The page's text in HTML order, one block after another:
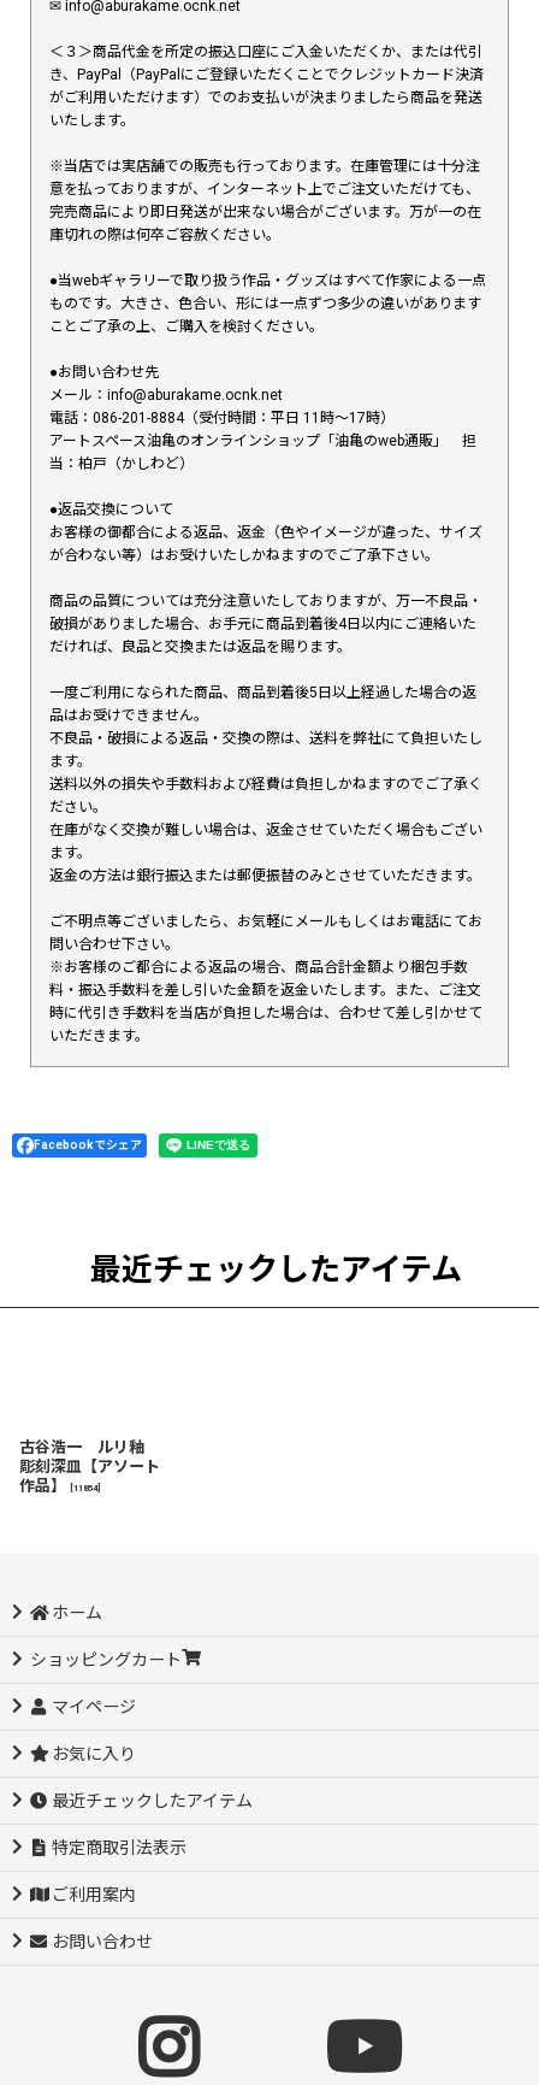
✉︎ info@aburakame.ocnk.net
＜３＞商品代金を所定の振込口座にご入金いただくか、または代引
き、PayPal（PayPalにご登録いただくことでクレジットカード決済
がご利用いただけます）でのお支払いが決まりましたら商品を発送
いたします。
※当店では実店舗での販売も行っております。在庫管理には十分注
意を払っておりますが、インターネット上でご注文いただけても、
完売商品により即日発送が出来ない場合がございます。万が一の在
庫切れの際は何卒ご容赦ください。
●当webギャラリーで取り扱う作品・グッズはすべて作家による一点
ものです。大きさ、色合い、形には一点ずつ多少の違いがあります
ことご了承の上、ご購入を検討ください。
●お問い合わせ先
メール：info@aburakame.ocnk.net
電話：086-201-8884（受付時間：平日 11時〜17時）
アートスペース油亀のオンラインショップ「油亀のweb通販」 担
当：柏戸（かしわど）
●返品交換について
お客様の御都合による返品、返金（色やイメージが違った、サイズ
が合わない等）はお受けいたしかねますのでご了承下さい。
商品の品質については充分注意いたしておりますが、万一不良品・
破損がありました場合、お手元に商品到着後4日以内にご連絡いた
だければ、良品と交換または返品を賜ります。
一度ご利用になられた商品、商品到着後5日以上経過した場合の返
品はお受けできません。
不良品・破損による返品・交換の際は、送料を弊社にて負担いたし
ます。
送料以外の損失や手数料および経費は負担しかねますのでご了承く
ださい。
在庫がなく交換が難しい場合は、返金させていただく場合もござい
ます。
返金の方法は銀行振込または郵便振替のみとさせていただきます。
ご不明点等ございましたら、お気軽にメールもしくはお電話にてお
問い合わせ下さい。
※お客様のご都合による返品の場合、商品合計金額より梱包手数
料・振込手数料を差し引いた金額を返金いたします。また、ご注文
時に代引き手数料を当店が負担した場合は、合わせて差し引かせて
いただきます。
Facebookでシェア
最近チェックしたアイテム
古谷浩一 ルリ釉
彫刻深皿【アソート
作品】
11854]
ホーム
ショッピングカート
マイページ
お気に入り
最近チェックしたアイテム
特定商取引法表示
ご利用案内
お問い合わせ